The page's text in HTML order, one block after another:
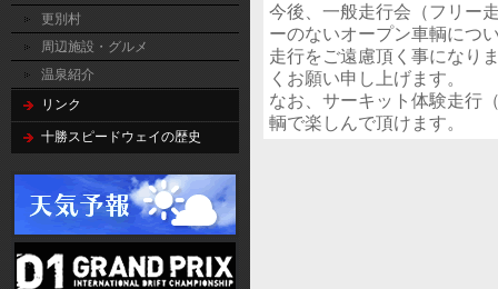
更別村
周辺施設・グルメ
温泉紹介
リンク
十勝スピードウェイの歴史
今後、一般走行会（フリー
ーのないオープン車輌につ
走行をご遠慮頂く事になり
くお願い申し上げます。
なお、サーキット体験走行
輌で楽しんで頂けます。